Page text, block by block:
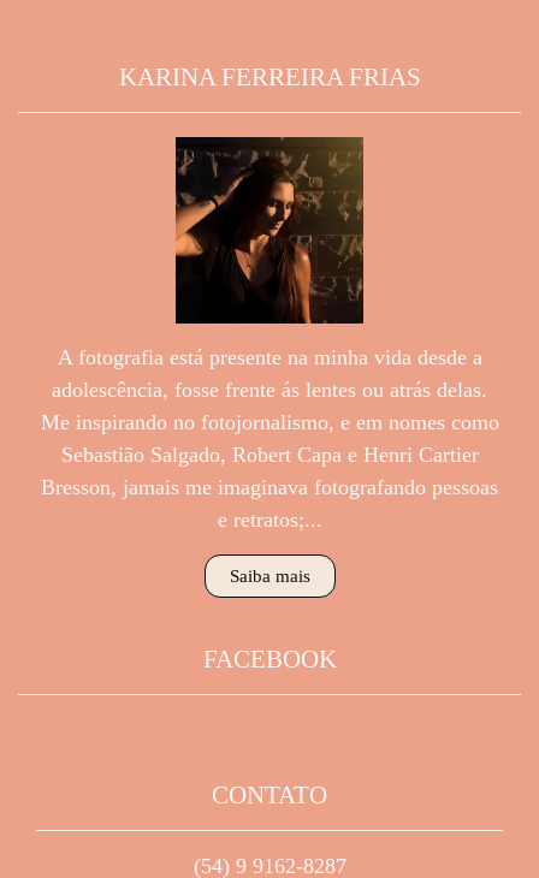
KARINA FERREIRA FRIAS
A fotografia está presente na minha vida desde a
adolescência, fosse frente ás lentes ou atrás delas.
Me inspirando no fotojornalismo, e em nomes como
Sebastião Salgado, Robert Capa e Henri Cartier
Bresson, jamais me imaginava fotografando pessoas
e retratos;...
Saiba mais
FACEBOOK
CONTATO
(54) 9 9162-8287